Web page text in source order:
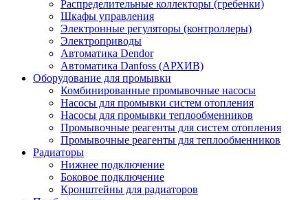
Распределительные коллекторы (гребенки)
Шкафы управления
Электронные регуляторы (контроллеры)
Электроприводы
Автоматика Dendor
Автоматика Danfoss (АРХИВ)
Оборудование для промывки
Комбинированные промывочные насосы
Насосы для промывки систем отопления
Насосы для промывки теплообменников
Промывочные реагенты для систем отопления
Промывочные реагенты для теплообменников
Радиаторы
Нижнее подключение
Боковое подключение
Кронштейны для радиаторов